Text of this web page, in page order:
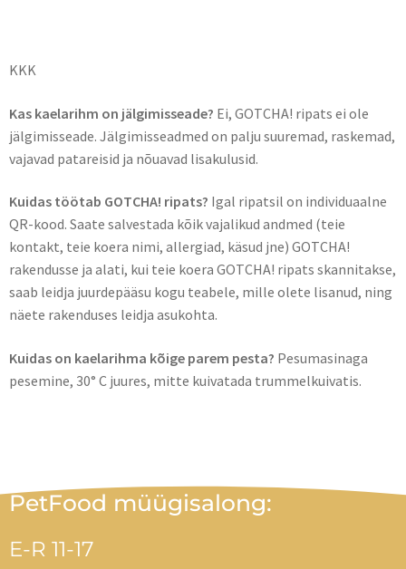
KKK
Kas kaelarihm on jälgimisseade? Ei, GOTCHA! ripats ei ole
jälgimisseade. Jälgimisseadmed on palju suuremad, raskemad,
vajavad patareisid ja nõuavad lisakulusid.
Kuidas töötab GOTCHA! ripats? Igal ripatsil on individuaalne
QR-kood. Saate salvestada kõik vajalikud andmed (teie
kontakt, teie koera nimi, allergiad, käsud jne) GOTCHA!
rakendusse ja alati, kui teie koera GOTCHA! ripats skannitakse,
saab leidja juurdepääsu kogu teabele, mille olete lisanud, ning
näete rakenduses leidja asukohta.
Kuidas on kaelarihma kõige parem pesta? Pesumasinaga
pesemine, 30° C juures, mitte kuivatada trummelkuivatis.
PetFood müügisalong:
E-R 11-17